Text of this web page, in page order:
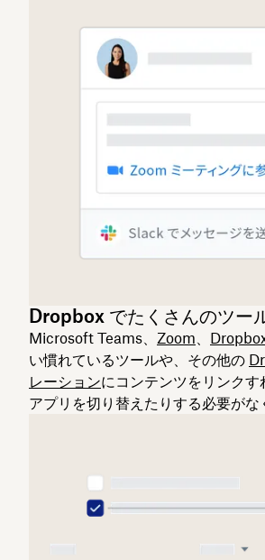
Dropbox でたくさんのツー
Microsoft Teams、 Zoom、
い慣れているツールや、その他の
レーションにコンテンツをリンクす
アプリを切り替えたりする必要がな